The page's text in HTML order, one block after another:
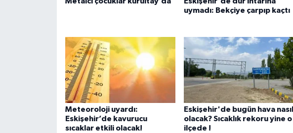
uymadı: Bekçiye çarpıp kaçtı
Meteoroloji uyardı:
Eskişehir’de kavurucu
sıcaklar etkili olacak!
Eskişehir'de bugün hava nasıl
olacak? Sıcaklık rekoru yine o
ilçede !